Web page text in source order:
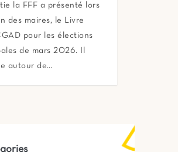
la FFF a présenté lors
des maires, le Livre
pour les élections
de mars 2026. Il
autour de…